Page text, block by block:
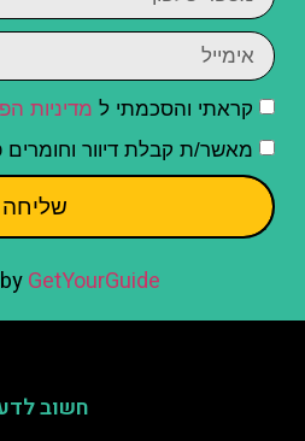
קראתי והסכמתי ל מדיניות
מאשר/ת קבלת דיוור וחומרים
שליחה
GetYourGuide
חשוב